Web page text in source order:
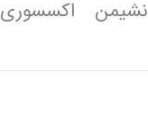
نشیمن اکسسوری